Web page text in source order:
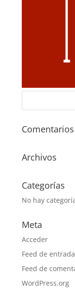
Archivos
Categorías
No hay
Meta
Acceder
Feed de
Feed de
WordPress.org